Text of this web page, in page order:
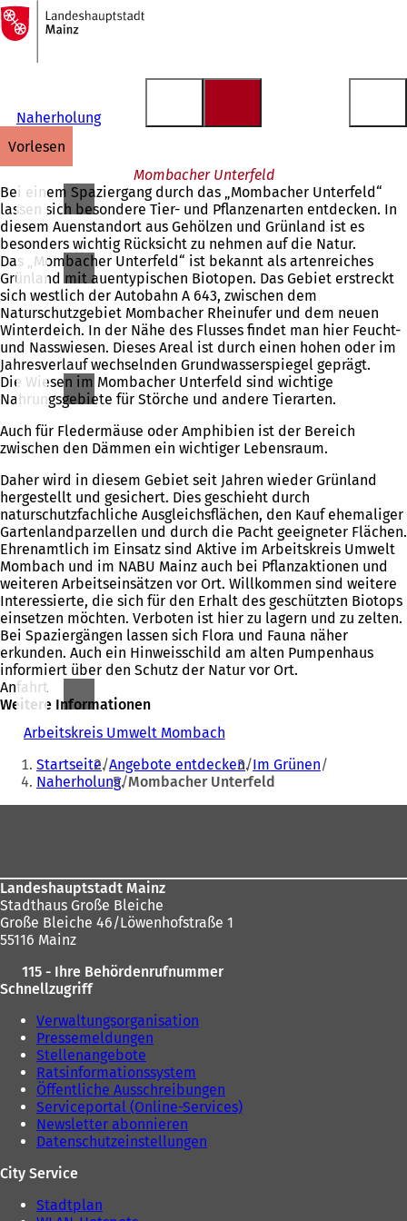
Inhalt anspringen
Zur
Startseite
Naherholung
vorlesen
Mombacher Unterfeld
Bei einem Spaziergang durch das „Mombacher Unterfeld“
lassen sich besondere Tier- und Pflanzenarten entdecken. In
diesem Auenstandort aus Gehölzen und Grünland ist es
besonders wichtig Rücksicht zu nehmen auf die Natur.
Das „Mombacher Unterfeld“ ist bekannt als artenreiches
Grünland mit auentypischen Biotopen. Das Gebiet erstreckt
sich westlich der Autobahn A 643, zwischen dem
Naturschutzgebiet Mombacher Rheinufer und dem neuen
Winterdeich. In der Nähe des Flusses findet man hier Feucht-
und Nasswiesen. Dieses Areal ist durch einen hohen oder im
Jahresverlauf wechselnden Grundwasserspiegel geprägt.
Die Wiesen im Mombacher Unterfeld sind wichtige
Nahrungsgebiete für Störche und andere Tierarten.
Auch für Fledermäuse oder Amphibien ist der Bereich
zwischen den Dämmen ein wichtiger Lebensraum.
Daher wird in diesem Gebiet seit Jahren wieder Grünland
hergestellt und gesichert. Dies geschieht durch
naturschutzfachliche Ausgleichsflächen, den Kauf ehemaliger
Gartenlandparzellen und durch die Pacht geeigneter Flächen.
Ehrenamtlich im Einsatz sind Aktive im Arbeitskreis Umwelt
Mombach und im NABU Mainz auch bei Pflanzaktionen und
weiteren Arbeitseinsätzen vor Ort. Willkommen sind weitere
Interessierte, die sich für den Erhalt des geschützten Biotops
einsetzen möchten. Verboten ist hier zu lagern und zu zelten.
Bei Spaziergängen lassen sich Flora und Fauna näher
erkunden. Auch ein Hinweisschild am alten Pumpenhaus
informiert über den Schutz der Natur vor Ort.
Anfahrt
Weitere Informationen
Arbeitskreis Umwelt Mombach
f
f
n
n
b
)
Sie
befinden
sich
Startseite Angebote entdecken Im Grünen
Naherholung Mombacher Unterfeld
Landeshauptstadt Mainz
Stadthaus Große Bleiche
Große Bleiche 46/Löwenhofstraße 1
55116 Mainz
115 - Ihre Behördenrufnummer
Schnellzugriff
Verwaltungsorganisation
Pressemeldungen
Stellenangebote
Ratsinformationssystem
Öffentliche Ausschreibungen
Serviceportal (Online-Services)
Newsletter abonnieren
Datenschutzeinstellungen
City Service
Stadtplan